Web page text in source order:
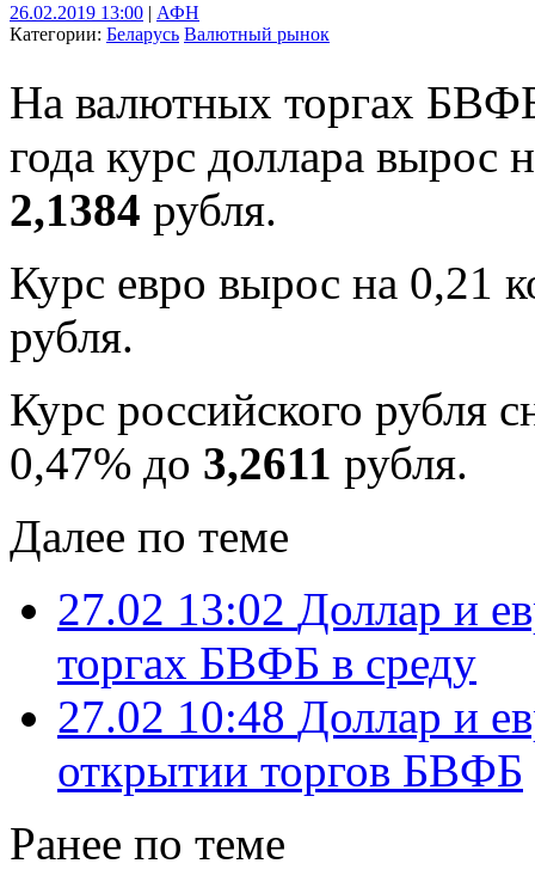
26.02.2019 13:00 | АФН
Категории: Беларусь Валютный рынок
На валютных торгах
года курс доллара вырос
2,1384 рубля.
Курс евро вырос на 0,21
рубля.
Курс российского рубля
0,47% до 3,2611 рубля.
Далее по теме
27.02 13:02 Доллар и
торгах БВФБ в среду
27.02 10:48 Доллар и
открытии торгов БВФБ
Ранее по теме